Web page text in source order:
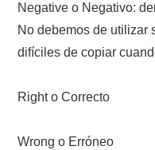
Negative o Negativo:
No debemos de utilizar
difíciles de copiar
Right o Correcto
Wrong o Erróneo